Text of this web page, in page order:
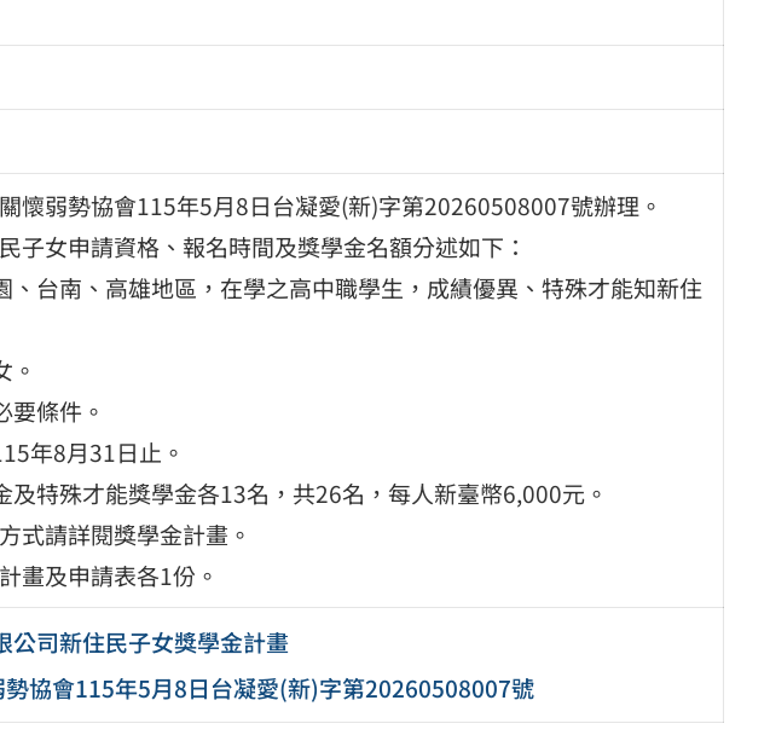
懷弱勢協會115年5月8日台凝愛(新)字第20260508007號辦理。
子女申請資格、報名時間及獎學金名額分述如下：
、台南、高雄地區，在學之高中職學生，成績優異、特殊才能知新住
。
要條件。
年8月31日止。
及特殊才能獎學金各13名，共26名，每人新臺幣6,000元。
式請詳閱獎學金計畫。
畫及申請表各1份。
公司新住民子女獎學金計畫
協會115年5月8日台凝愛(新)字第20260508007號